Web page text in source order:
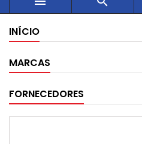
INÍCIO
MARCAS
FORNECEDORES